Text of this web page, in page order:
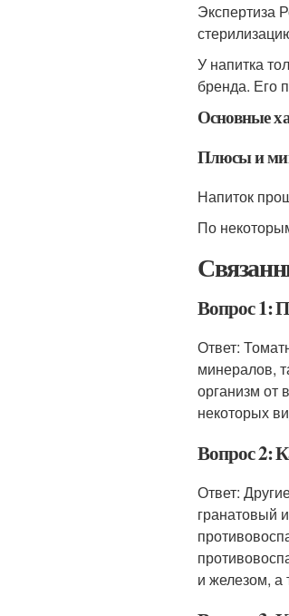
Экспертиза
У напитка
бренда. Его
Основные
Плюсы и
Напиток
По
Вопрос 1:
Ответ:
минералов,
организм от
некоторых
Вопрос 2:
Ответ:
гранатовый
и железом, а